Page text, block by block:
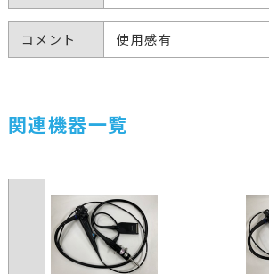
コメント 使用感有
関連機器一覧